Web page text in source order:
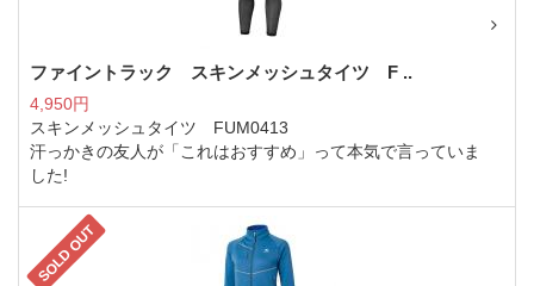
ファイントラック スキンメッシュタイツ F ..
4,950円
スキンメッシュタイツ FUM0413
汗っかきの友人が「これはおすすめ」って本気で言っていま
した!
SOLD OUT